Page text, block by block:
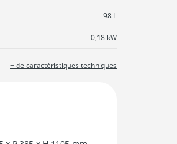
98 L
0,18 kW
+ de caractéristiques techniques